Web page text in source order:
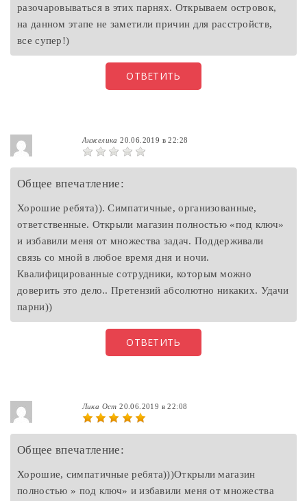
разочаровываться в этих парнях. Открываем островок,
на данном этапе не заметили причин для расстройств,
все супер!)
ОТВЕТИТЬ
Анжелика20.06.2019 в 22:28
Общее впечатление:
Хорошие ребята)). Симпатичные, организованные,
ответственные. Открыли магазин полностью «под ключ»
и избавили меня от множества задач. Поддерживали
связь со мной в любое время дня и ночи.
Квалифицированные сотрудники, которым можно
доверить это дело.. Претензий абсолютно никаких. Удачи
парни))
ОТВЕТИТЬ
Лика Ост20.06.2019 в 22:08
Общее впечатление:
Хорошие, симпатичные ребята)))Открыли магазин
полностью » под ключ» и избавили меня от множества